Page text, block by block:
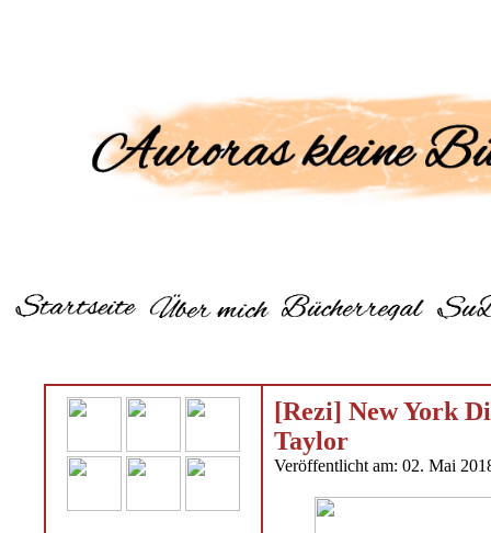
[Rezi] New York
Taylor
Veröffentlicht am: 02. Mai